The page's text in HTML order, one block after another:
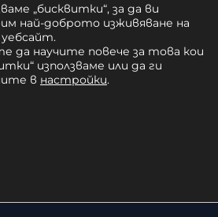
Leone
„бисквитки“, за да ви
най-доброто изживяване на
да научите повече за това кои
използваме или да ги
в настройки.